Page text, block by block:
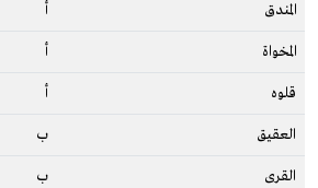
المندق أ
المخواة أ
قلوه أ
العقيق ب
القرى ب